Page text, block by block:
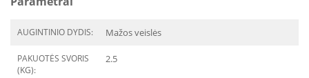
AUGINTINIO DYDIS: Mažos veislės
PAKUOTĖS SVORIS
(KG):
2.5